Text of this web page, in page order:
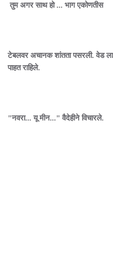
तुम अगर साथ हो ... भाग एकोणतीस
टेबलवर अचानक शांतता पसरली. वेड
पाहत राहिले.
"नवरा... यू मीन..." वैदेहीने विचारले.